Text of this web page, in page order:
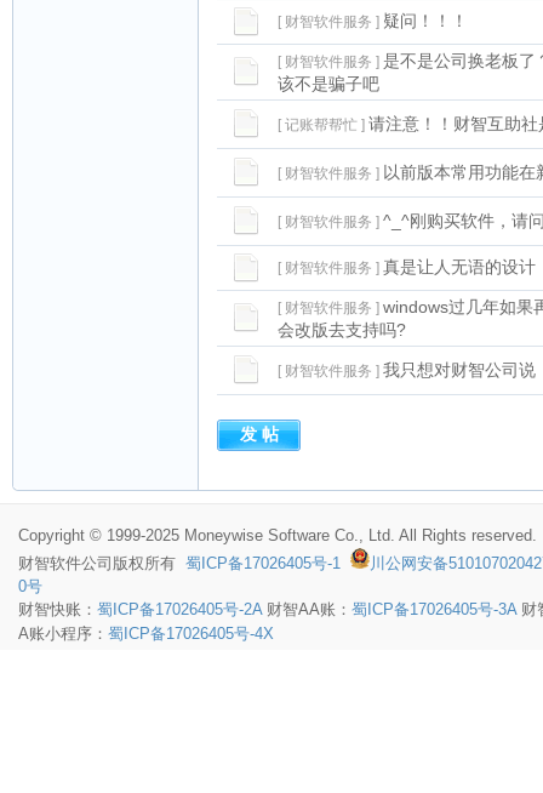
[ 财智软件服务 ] 疑问！！！
[ 财智软件服务 ] 是不是公司换老板了
该不是骗子吧
[ 记账帮帮忙 ] 请注意！！财智互助
[ 财智软件服务 ] 以前版本常用功能
[ 财智软件服务 ] ^_^刚购买软件，请
[ 财智软件服务 ] 真是让人无语的设计
[ 财智软件服务 ] windows过几年如果
会改版去支持吗?
[ 财智软件服务 ] 我只想对财智公司说
Copyright © 1999-2025 Moneywise Software Co., Ltd. All Rights reserved.
财智软件公司版权所有 蜀ICP备17026405号-1
川公网安备
0号
财智快账： 蜀ICP备17026405号-2A财智AA账： 蜀ICP备17026405号-3A财
A账小程序： 蜀ICP备17026405号-4X